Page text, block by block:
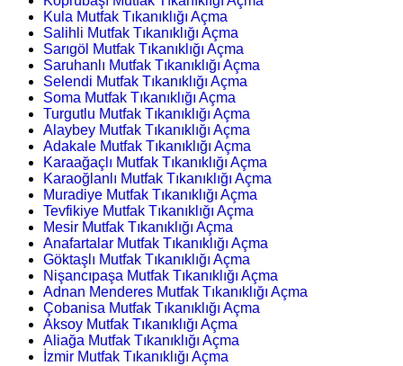
Kula Mutfak Tıkanıklığı Açma
Salihli Mutfak Tıkanıklığı Açma
Sarıgöl Mutfak Tıkanıklığı Açma
Saruhanlı Mutfak Tıkanıklığı Açma
Selendi Mutfak Tıkanıklığı Açma
Soma Mutfak Tıkanıklığı Açma
Turgutlu Mutfak Tıkanıklığı Açma
Alaybey Mutfak Tıkanıklığı Açma
Adakale Mutfak Tıkanıklığı Açma
Karaağaçlı Mutfak Tıkanıklığı Açma
Karaoğlanlı Mutfak Tıkanıklığı Açma
Muradiye Mutfak Tıkanıklığı Açma
Tevfikiye Mutfak Tıkanıklığı Açma
Mesir Mutfak Tıkanıklığı Açma
Anafartalar Mutfak Tıkanıklığı Açma
Göktaşlı Mutfak Tıkanıklığı Açma
Nişancıpaşa Mutfak Tıkanıklığı Açma
Adnan Menderes Mutfak Tıkanıklığı Açma
Çobanisa Mutfak Tıkanıklığı Açma
Aksoy Mutfak Tıkanıklığı Açma
Aliağa Mutfak Tıkanıklığı Açma
İzmir Mutfak Tıkanıklığı Açma